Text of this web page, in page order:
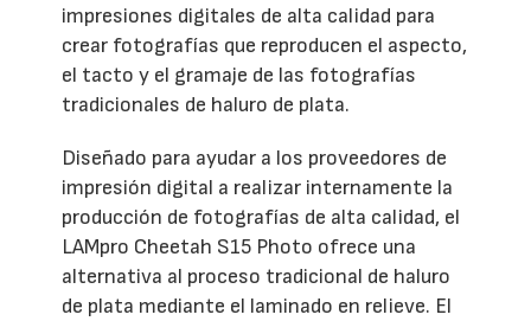
impresiones digitales de alta calidad para
crear fotografías que reproducen el aspecto,
el tacto y el gramaje de las fotografías
tradicionales de haluro de plata.
Diseñado para ayudar a los proveedores de
impresión digital a realizar internamente la
producción de fotografías de alta calidad, el
LAMpro Cheetah S15 Photo ofrece una
alternativa al proceso tradicional de haluro
de plata mediante el laminado en relieve. El